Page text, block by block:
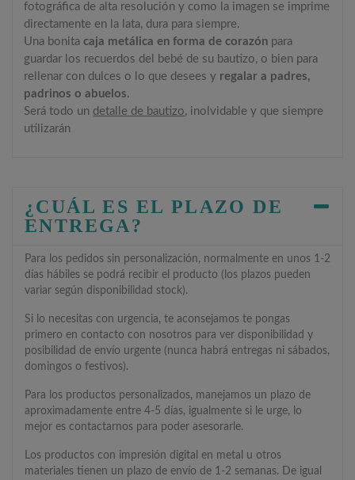
fotográfica de alta resolución y como la imagen se imprime
directamente en la lata, dura para siempre.
Una bonitacaja metálica en forma de corazón para
guardar los recuerdos del bebé de su bautizo, o bien para
rellenar con dulces o lo que desees y regalar a padres,
padrinos o abuelos.
Será todo un detalle de bautizo, inolvidable y que siempre
utilizarán
¿CUÁL ES EL PLAZO DE
ENTREGA?
Para los pedidos sin personalización, normalmente en unos 1-2
días hábiles se podrá recibir el producto (los plazos pueden
variar según disponibilidad stock).
Si lo necesitas con urgencia, te aconsejamos te pongas
primero en contacto con nosotros para ver disponibilidad y
posibilidad de envío urgente (nunca habrá entregas ni sábados,
domingos o festivos).
Para los productos personalizados, manejamos un plazo de
aproximadamente entre 4-5 días, igualmente si le urge, lo
mejor es contactarnos para poder asesorarle.
Los productos con impresión digital en metal u otros
materiales tienen un plazo de envío de 1-2 semanas. De igual